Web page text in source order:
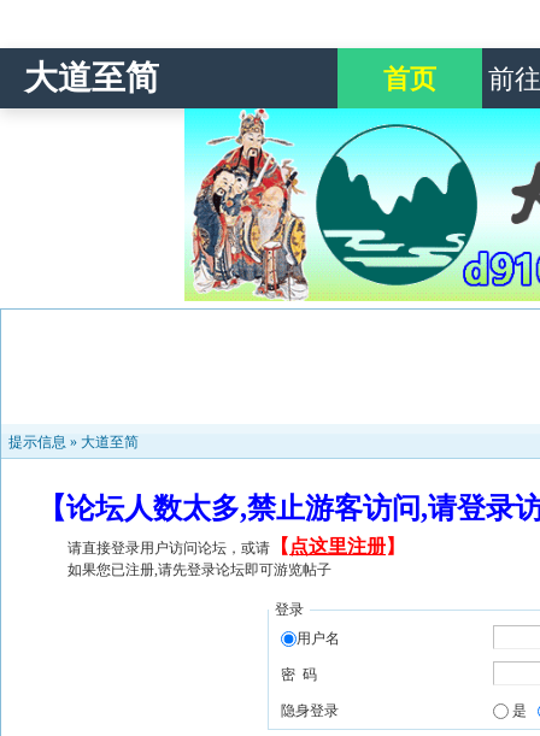
大道至简 首页 前
提示信息 » 大道至简
【论坛人数太多,禁止游客访问,请登
请直接登录用户访问论坛，或请 【 点这里注册】
如果您已注册,请先登录论坛即可游览帖子
登录
用户名
密 码
隐身登录 是